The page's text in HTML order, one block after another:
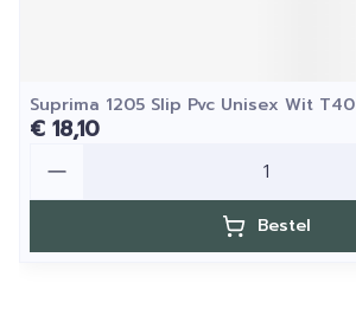
Suprima 1205 Slip Pvc Unisex Wit T40
€ 18,10
Bestel